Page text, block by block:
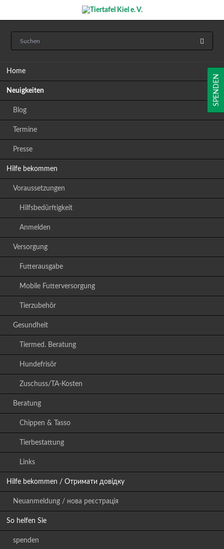
Home
Neuigkeiten
Blog
Termine
Presse
Hilfe bekommen
Voraussetzungen
Hilfsbedürftigkeit
Anmelden
Versorgung
Futterausgabe
Mobile Futterversorgung
Tierzubehör
Gesundheit
Tiermed. Beratung
Hundefrisör
Zuschuss/TA-Kosten
Beratung
Chippen & Tasso
Tierbestattung
Links
Hilfe bekommen / Отримати довідку
Neuanmeldung / нова реєстрація
So helfen Sie
spenden
SPENDEN